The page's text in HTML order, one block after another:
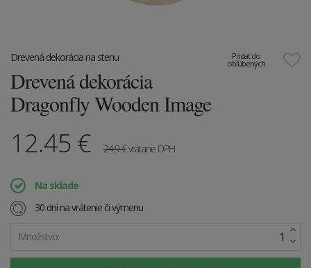
Pridať do
obľúbených
Drevená dekorácia na stenu
Drevená dekorácia
Dragonfly Wooden Image
12.45 € 24.9€vrátane DPH
Na sklade
30 dní na vrátenie či výmenu
Množstvo: